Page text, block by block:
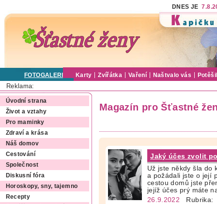
DNES JE
FOTOGALERIE Karty Zvířátka Vaření Naštvalo vás
Reklama:
Úvodní strana
Život a vztahy
Pro maminky
Zdraví a krása
Náš domov
Cestování
Společnost
Diskusní fóra
Horoskopy, sny, tajemno
Recepty
Magazín pro Šťastné
Jaký účes zvolit
Už jste někdy šla do
a požádali jste o její
cestou domů jste
jejíž účes prý máte
26.9.2022 Rubrika: